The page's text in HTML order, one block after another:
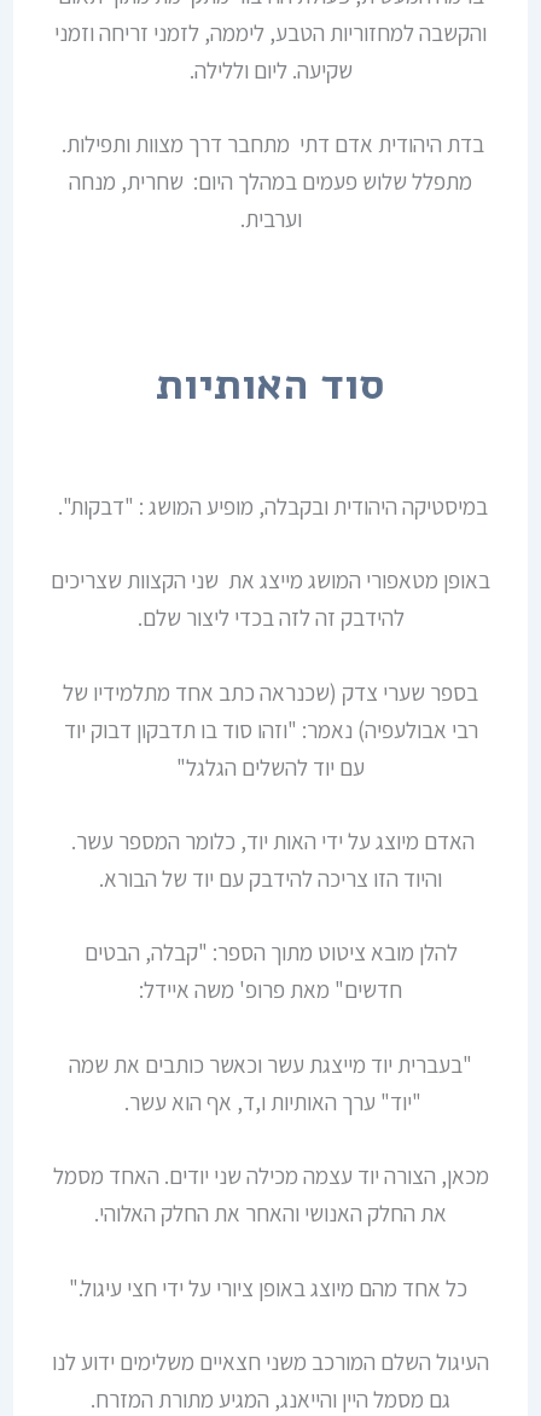
והקשבה למחזוריות הטבע, ליממה, לזמני זריחה וזמני
שקיעה. ליום וללילה.
בדת היהודית אדם דתי מתחבר דרך מצוות ותפילות.
מתפלל שלוש פעמים במהלך היום: שחרית, מנחה
וערבית.
סוד האותיות
במיסטיקה היהודית ובקבלה, מופיע המושג : "דבקות".
באופן מטאפורי המושג מייצג את שני הקצוות שצריכים
להידבק זה לזה בכדי ליצור שלם.
בספר שערי צדק (שכנראה כתב אחד מתלמידיו של
רבי אבולעפיה) נאמר: "וזהו סוד בו תדבקון דבוק יוד
עם יוד להשלים הגלגל"
האדם מיוצג על ידי האות יוד, כלומר המספר עשר.
והיוד הזו צריכה להידבק עם יוד של הבורא.
להלן מובא ציטוט מתוך הספר: "קבלה, הבטים
חדשים" מאת פרופ' משה איידל:
"בעברית יוד מייצגת עשר וכאשר כותבים את שמה
"יוד" ערך האותיות ו,ד, אף הוא עשר.
מכאן, הצורה יוד עצמה מכילה שני יודים. האחד מסמל
את החלק האנושי והאחר את החלק האלוהי.
כל אחד מהם מיוצג באופן ציורי על ידי חצי עיגול."
העיגול השלם המורכב משני חצאיים משלימים ידוע לנו
גם מסמל היין והייאנג, המגיע מתורת המזרח.